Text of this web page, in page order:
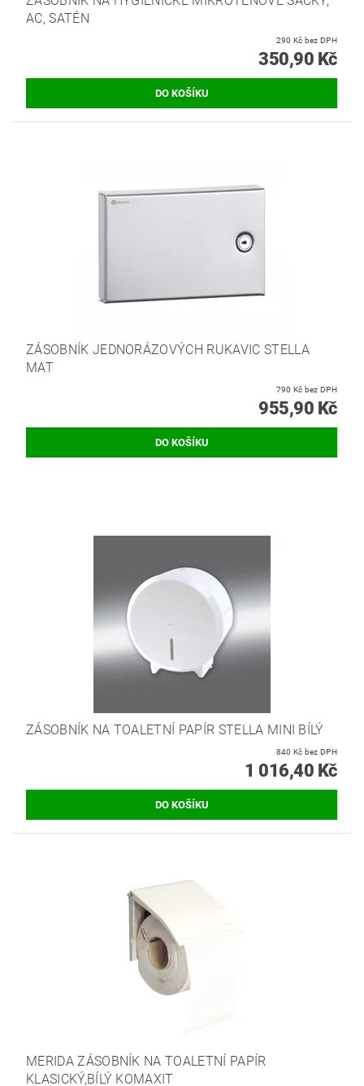
AC, SATÉN
290 Kč bez DPH
350,90 Kč
ZÁSOBNÍK JEDNORÁZOVÝCH RUKAVIC STELLA
MAT
790 Kč bez DPH
955,90 Kč
ZÁSOBNÍK NA TOALETNÍ PAPÍR STELLA MINI BÍLÝ
840 Kč bez DPH
1 016,40 Kč
MERIDA ZÁSOBNÍK NA TOALETNÍ PAPÍR
KLASICKÝ,BÍLÝ KOMAXIT